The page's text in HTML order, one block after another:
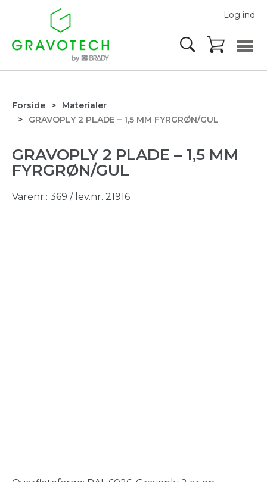
Log ind
Forside
Materialer
GRAVOPLY 2 PLADE – 1,5 MM FYRGRØN/GUL
GRAVOPLY 2 PLADE – 1,5 MM
FYRGRØN/GUL
Varenr.: 369 / lev.nr. 21916